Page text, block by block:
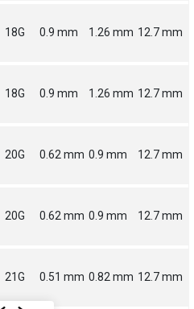
18G 0.9 mm 1.26 mm 12.7 mm
18G 0.9 mm 1.26 mm 12.7 mm
20G 0.62 mm 0.9 mm 12.7 mm
20G 0.62 mm 0.9 mm 12.7 mm
21G 0.51 mm 0.82 mm 12.7 mm